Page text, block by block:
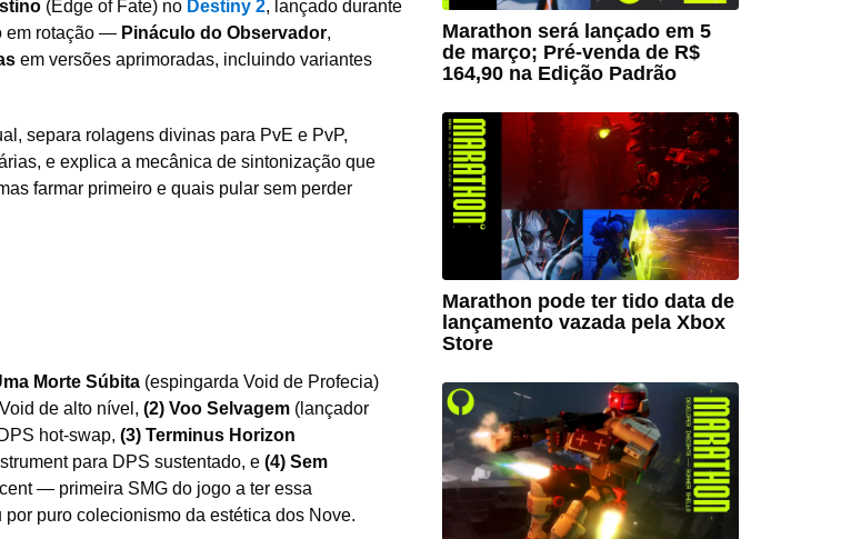
(Edge of Fate) no Destiny 2, lançado durante
em rotação — Pináculo do Observador,
em versões aprimoradas, incluindo variantes
separa rolagens divinas para PvE e PvP,
e explica a mecânica de sintonização que
farmar primeiro e quais pular sem perder
Morte Súbita (espingarda Void de Profecia)
de alto nível, (2) Voo Selvagem (lançador
hot-swap, (3) Terminus Horizon
para DPS sustentado, e (4) Sem
— primeira SMG do jogo a ter essa
puro colecionismo da estética dos Nove.
Marathon será lançado em 5
de março; Pré-venda de R$
164,90 na Edição Padrão
Marathon pode ter tido data de
lançamento vazada pela Xbox
Store